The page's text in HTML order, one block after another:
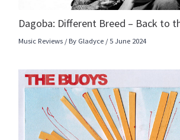
Dagoba: Different Breed – Back to
Music Reviews / By Gladyce /5 June 2024